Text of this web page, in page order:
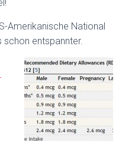
Amerikanische National
schon entspannter.